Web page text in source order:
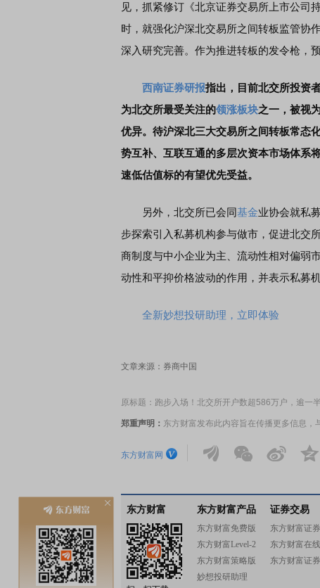
见，抓紧修订《北京证券交易所上市公
时，就强化沪深北交易所之间转板监管协
深入研究完善。作为推进转板的发令枪，
西南证券研报指出，目前北交所投资
为北交所最受关注的领涨板块之一，被视
优异。待沪深北三大交易所之间转板常态
势互补、互联互通的多层次资本市场体系
速低估值标的有望优先受益。
另外，北交所已会同基金业协会就私
步探索引入私募机构参与做市，促进北交
商制度与中小企业为主、流动性相对偏弱
动性和平抑价格波动的作用，并表示私募
全新妙想投研助理，立即体验
文章来源：券商中国
原标题：跑步入场！北交所开户数超586万户，逾一
郑重声明： 东方财富发布此内容旨在传播更多信息，
东方财富网
席连线｜东方财富证券陈果：A股再平衡的
债券知识通识：从基础认
东方财富 东方财富产品
东方财富免费版
东方财富Level-2
东方财富策略版
妙想投研助理
证券交易
东方财富证
东方财富在
东方财富证